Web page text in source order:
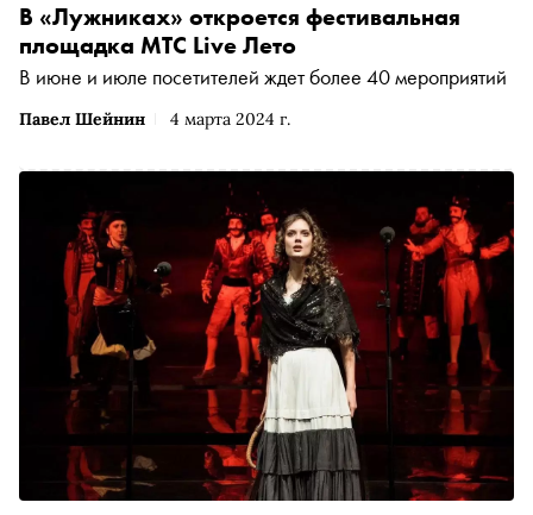
Павел Шейнин 4 марта 2024 г.
В «Лужниках» откроется фестивальная
площадка МТС Live Лето
В июне и июле посетителей ждет более 40 мероприятий